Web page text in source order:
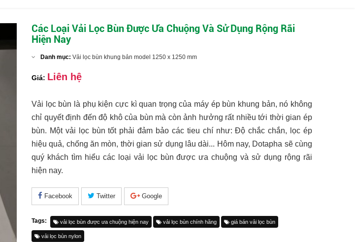
Các Loại Vải Lọc Bùn Được Ưa Chuộng Và Sử Dụng Rộng Rãi
Hiện Nay
Danh mục: Vải lọc bùn khung bản model 1250 x 1250 mm
Giá: Liên hệ
Vải lọc bùn là phụ kiện cực kì quan trọng của máy ép bùn khung bản, nó không
chỉ quyết định đến độ khô của bùn mà còn ảnh hưởng rất nhiều tới thời gian ép
bùn. Một vải lọc bùn tốt phải đảm bảo các tieu chí như: Độ chắc chắn, lọc ép
hiệu quả, chống ăn mòn, thời gian sử dụng lâu dài... Hôm nay, Dotapha sẽ cùng
quý khách tìm hiểu các loại vải lọc bùn được ưa chuộng và sử dụng rộng rãi
hiện nay.
Facebook Twitter Google
Tags: vải lọc bùn được ưa chuộng hiện nay vải lọc bùn chính hãng giá bán vải lọc bùn
vải lọc bùn nylon